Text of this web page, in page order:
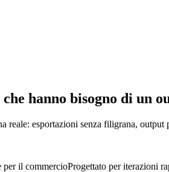
hanno bisogno di un
esportazioni senza filigrana,
per il commercioProgettato per iterazioni